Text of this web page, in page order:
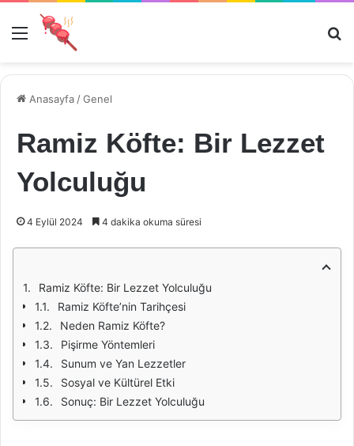
Menü
Anasayfa /Genel
Ramiz Köfte: Bir Lezzet
Yolculuğu
4 Eylül 2024 4 dakika okuma süresi
Ramiz Köfte: Bir Lezzet Yolculuğu
Ramiz Köfte’nin Tarihçesi
Neden Ramiz Köfte?
Pişirme Yöntemleri
Sunum ve Yan Lezzetler
Sosyal ve Kültürel Etki
Sonuç: Bir Lezzet Yolculuğu